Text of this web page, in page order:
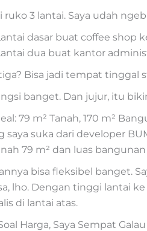
ruko 3 lantai. Saya udah
dasar buat coffee shop
dua buat kantor
Bisa jadi tempat tinggal
banget. Dan jujur, itu
79 m² Tanah, 170 m²
saya suka dari developer
79 m² dan luas
bisa fleksibel banget.
lho. Dengan tinggi lantai
di lantai atas.
Harga, Saya Sempat Galau